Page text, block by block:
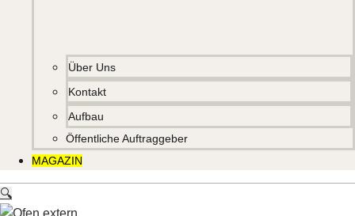
Über Uns
Kontakt
Aufbau
Öffentliche Auftraggeber
MAGAZIN
🔍